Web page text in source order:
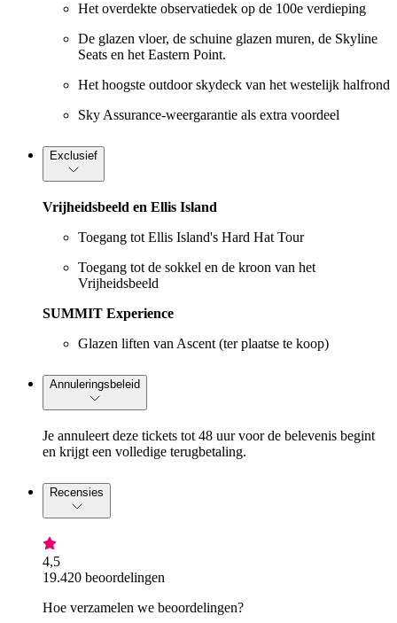
Het overdekte observatiedek op de 100e verdieping
De glazen vloer, de schuine glazen muren, de Skyline
Seats en het Eastern Point.
Het hoogste outdoor skydeck van het westelijk halfrond
Sky Assurance-weergarantie als extra voordeel
Exclusief
Vrijheidsbeeld en Ellis Island
Toegang tot Ellis Island's Hard Hat Tour
Toegang tot de sokkel en de kroon van het
Vrijheidsbeeld
SUMMIT Experience
Glazen liften van Ascent (ter plaatse te koop)
Annuleringsbeleid
Je annuleert deze tickets tot 48 uur voor de belevenis begint
en krijgt een volledige terugbetaling.
Recensies
4,5
19.420 beoordelingen
Hoe verzamelen we beoordelingen?